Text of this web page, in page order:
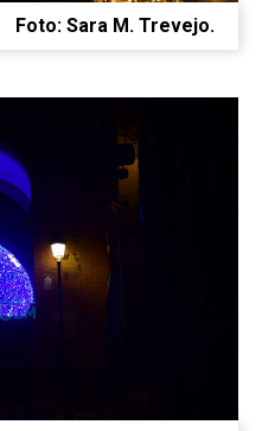
Foto: Sara M. Trevejo.